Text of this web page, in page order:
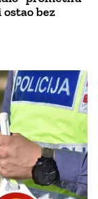
bez